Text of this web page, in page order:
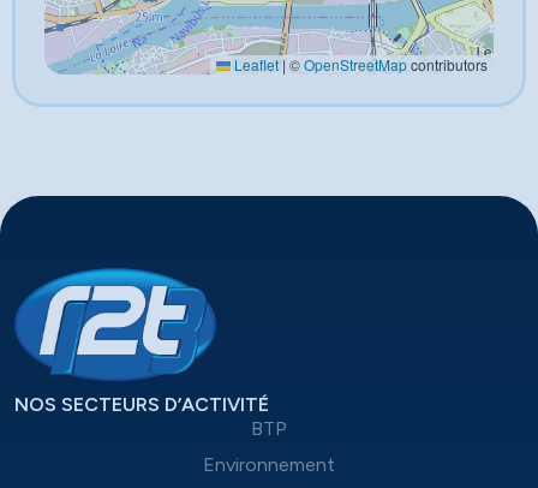
Leaflet | ©OpenStreetMapcontributors
NOS SECTEURS D’ACTIVITÉ
BTP
Environnement